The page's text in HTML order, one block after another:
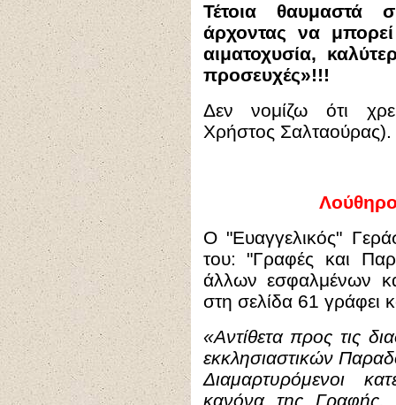
Τέτοια θαυμαστά
άρχοντας να
αιματοχυσία,
προσευχές»!!!
Δεν νομίζω ότι
Χρήστος Σαλταούρας).
Ο "Ευαγγελικός"
του: "Γραφές και
άλλων εσφαλμένων
στη σελίδα 61 γράφει
«Αντίθετα προς τις
εκκλησιαστικών
Διαμαρτυρόμενοι
κανόνα της Γραφής,